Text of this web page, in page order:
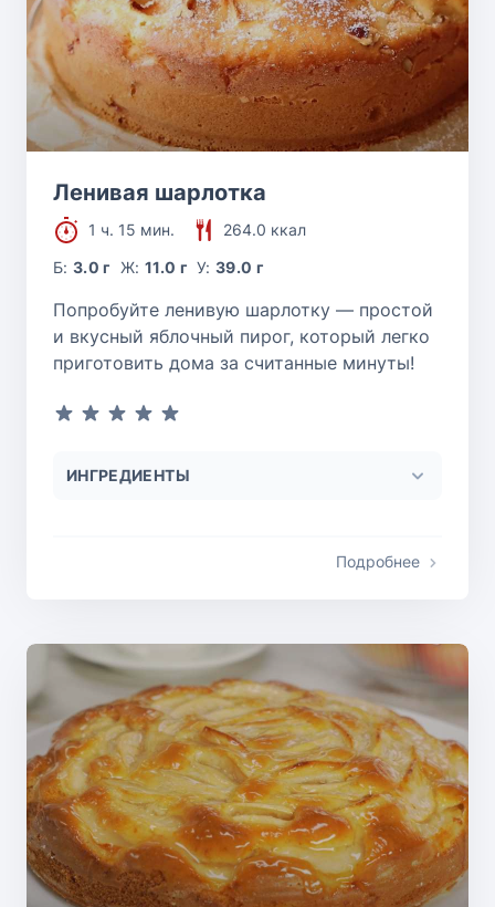
Ленивая шарлотка
1 ч. 15 мин.
264.0 ккал
Б:3.0 г Ж: 11.0 г У:39.0 г
Попробуйте ленивую шарлотку — простой
и вкусный яблочный пирог, который легко
приготовить дома за считанные минуты!
ИНГРЕДИЕНТЫ
Подробнее